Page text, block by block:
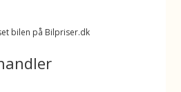
bilen på Bilpriser.dk